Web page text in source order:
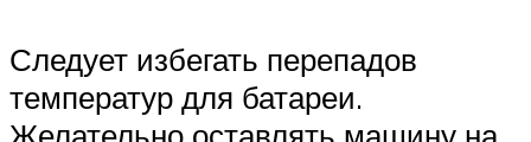
Следует избегать перепадов
температур для батареи.